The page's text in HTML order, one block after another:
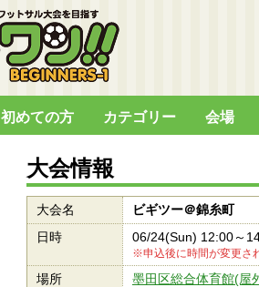
初めての方 カテゴリー 会場
大会情報
大会名
ビギツー＠錦糸町
日時
06/24(Sun) 12:00～
※申込後に時間が変更さ
場所
墨田区総合体育館(屋